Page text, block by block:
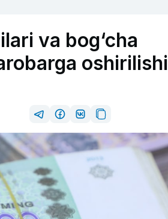
va bog‘cha
oshirilishi